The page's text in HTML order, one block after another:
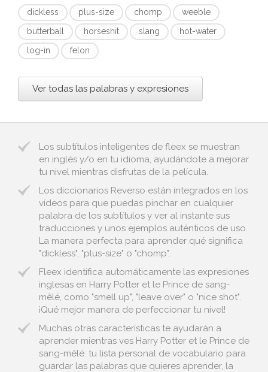
dickless plus-size chomp
weeble
butterball
horseshit slang
hot-water
log-in
felon
Ver todas las palabras y expresiones
Los subtítulos inteligentes de fleex se muestran
en inglés y/o en tu idioma, ayudándote a mejorar
tu nivel mientras disfrutas de la película.
Los diccionarios Reverso están integrados en los
vídeos para que puedas pinchar en cualquier
palabra de los subtítulos y ver al instante sus
traducciones y unos ejemplos auténticos de uso.
La manera perfecta para aprender qué significa
"dickless", "plus-size" o "chomp".
Fleex identifica automáticamente las expresiones
inglesas en Harry Potter et le Prince de sang-
mêlé, como "smell up", "leave over" o "nice shot".
¡Qué mejor manera de perfeccionar tu nivel!
Muchas otras características te ayudarán a
aprender mientras ves Harry Potter et le Prince de
sang-mêlé: tu lista personal de vocabulario para
guardar las palabras que quieres aprender, la